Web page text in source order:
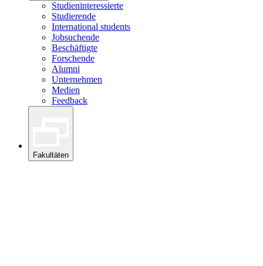
Studieninteressierte
Studierende
International students
Jobsuchende
Beschäftigte
Forschende
Alumni
Unternehmen
Medien
Feedback
Fakultäten